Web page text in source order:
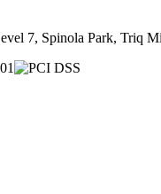
7, Spinola Park, Triq